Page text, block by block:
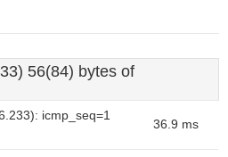
56(84) bytes of
icmp_seq=1
36.9 ms